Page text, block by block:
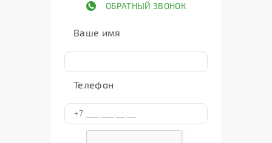
ОБРАТНЫЙ ЗВОНОК
Ваше имя
Телефон